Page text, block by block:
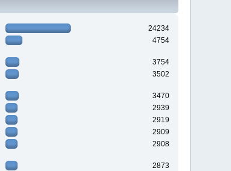
24234
4754
3754
3502
3470
2939
2919
2909
2908
2873